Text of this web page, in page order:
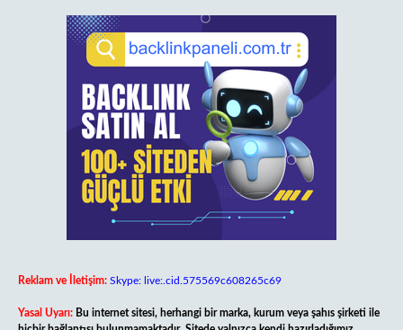
Reklam ve İletişim: Skype: live:.cid.575569c608265c69
Yasal Uyarı: Bu internet sitesi, herhangi bir marka, kurum veya şahıs şirketi ile